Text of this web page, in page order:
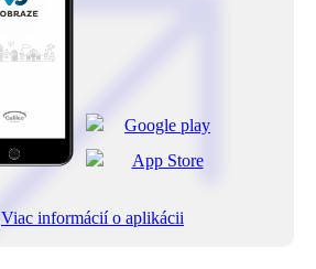
Viac informácií o aplikácii